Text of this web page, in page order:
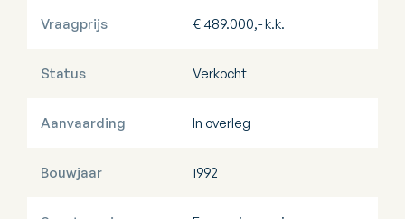
Vraagprijs € 489.000,- k.k.
Status Verkocht
Aanvaarding In overleg
Bouwjaar 1992